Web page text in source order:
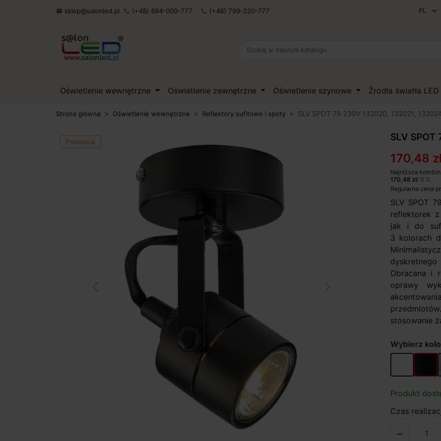
 sklep@salonled.pl phone (+48) 694-000-777 phone (+48) 799-220-777
Oświetlenie wewnętrzne Oświetlenie zewnętrzne Oświetlenie szynowe Źródła światła
Strona główna Oświetlenie wewnętrzne Reflektory sufitowe i spoty SLV SPOT 79 230V 132020, 132021,
Promocja SLV
170,48
Najniższa
170,48 zł/ 0 %
Regularna cena
SLV SPOT
reflektorek
jak i do
3 kolorach
Obracana i
oprawy
stosowanie
Wybierz
biały czarny
Produkt
Czas
